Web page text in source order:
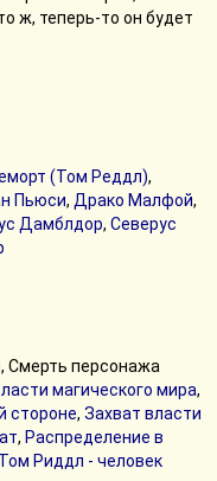
ж, теперь-то он будет
(Том Реддл),
Пьюси, Драко Малфой,
Дамблдор, Северус
Смерть персонажа
магического мира,
стороне, Захват власти
, Распределение в
Том Риддл - человек